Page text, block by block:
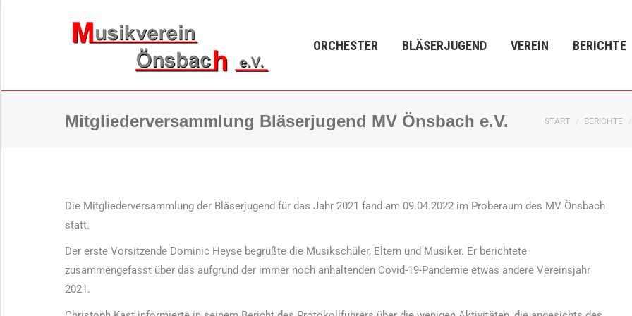
ORCHESTER BLÄSERJUGEND VEREIN BERICHTE
Mitgliederversammlung Bläserjugend MV Önsbach e.V. Sie befinden
START BERICHTE
Die Mitgliederversammlung der Bläserjugend für das Jahr 2021 fand am 09.04.2022 im Proberaum des MV Önsbach
statt.
Der erste Vorsitzende Dominic Heyse begrüßte die Musikschüler, Eltern und Musiker. Er berichtete
zusammengefasst über das aufgrund der immer noch anhaltenden Covid-19-Pandemie etwas andere Vereinsjahr
2021.